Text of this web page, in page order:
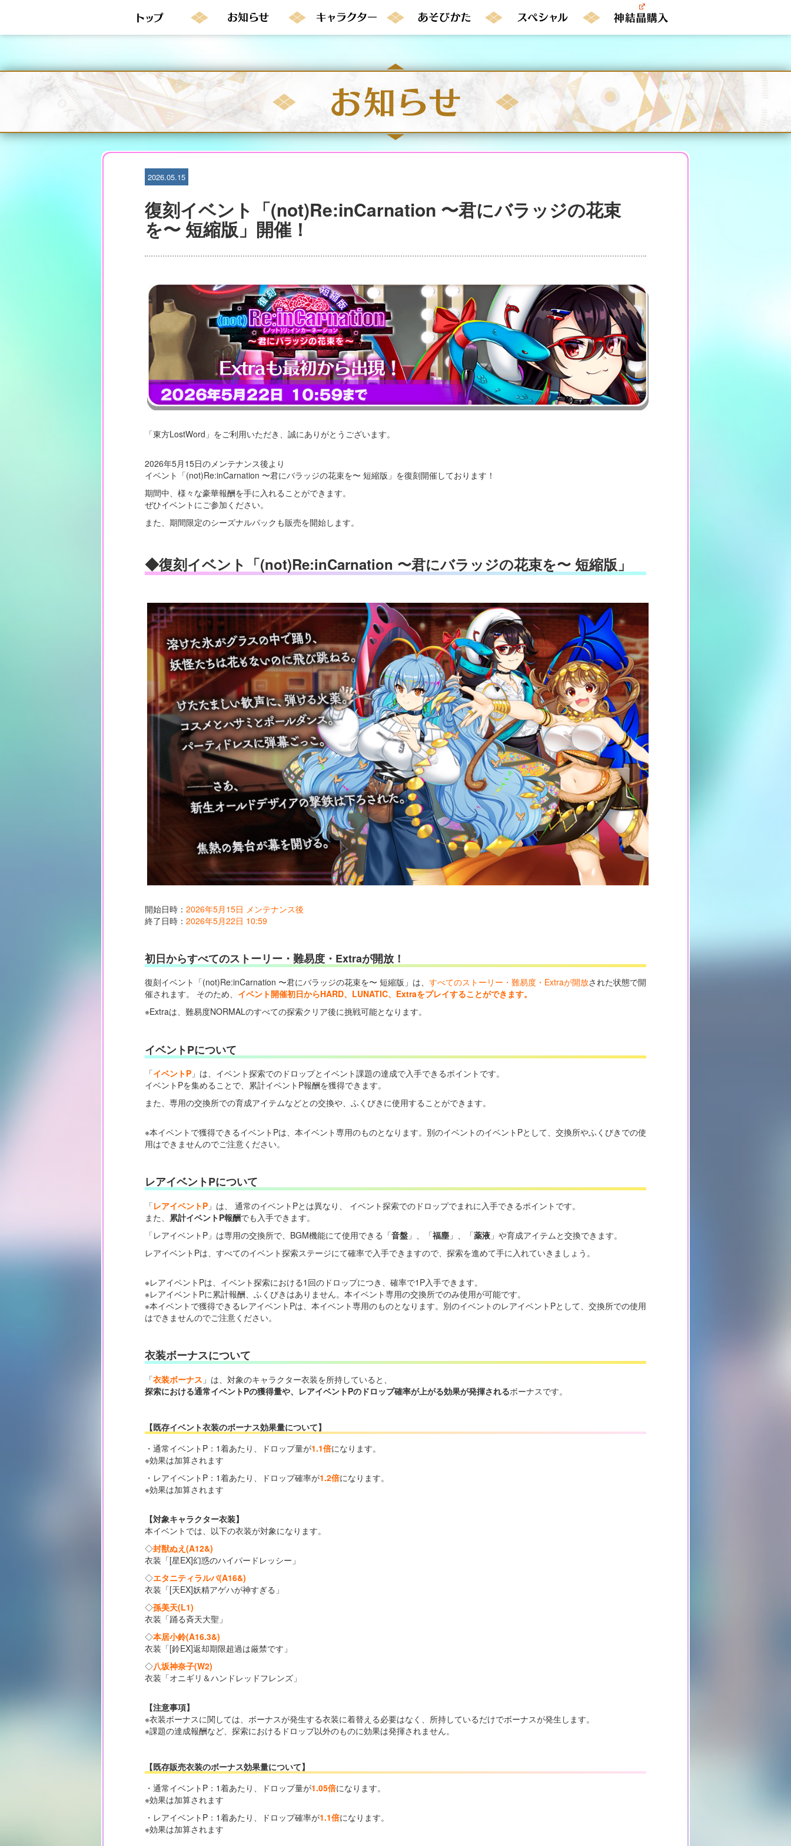
o
n
2026.05.15
復刻イベント「(not)Re:inCarnation 〜君にバラッジの花束
を〜 短縮版」開催！
「東方LostWord」をご利用いただき、誠にありがとうございます。
2026年5月15日のメンテナンス後より
イベント「(not)Re:inCarnation 〜君にバラッジの花束を〜 短縮版」を復刻開催しております！
期間中、様々な豪華報酬を手に入れることができます。
ぜひイベントにご参加ください。
また、期間限定のシーズナルパックも販売を開始します。
◆復刻イベント「(not)Re:inCarnation 〜君にバラッジの花束を〜 短縮版」
開始日時： 2026年5月15日 メンテナンス後
終了日時： 2026年5月22日 10:59
初日からすべてのストーリー・難易度・Extraが開放！
復刻イベント「(not)Re:inCarnation 〜君にバラッジの花束を〜 短縮版」は、 すべてのストーリー・難易度・Extraが開放された状態で開
催されます。 そのため、 イベント開催初日からHARD、LUNATIC、Extraをプレイすることができます。
※Extraは、難易度NORMALのすべての探索クリア後に挑戦可能となります。
イベントPについて
「イベントP 」は、イベント探索でのドロップとイベント課題の達成で入手できるポイントです。
イベントPを集めることで、累計イベントP報酬を獲得できます。
また、専用の交換所での育成アイテムなどとの交換や、ふくびきに使用することができます。
※本イベントで獲得できるイベントPは、本イベント専用のものとなります。別のイベントのイベントPとして、交換所やふくびきでの使
用はできませんのでご注意ください。
レアイベントPについて
「レアイベントP 」は、 通常のイベントPとは異なり、 イベント探索でのドロップでまれに入手できるポイントです。
また、 累計イベントP報酬でも入手できます。
「レアイベントP」は専用の交換所で、BGM機能にて使用できる「音盤 」、「福塵 」、「薬液 」や育成アイテムと交換できます。
レアイベントPは、すべてのイベント探索ステージにて確率で入手できますので、探索を進めて手に入れていきましょう。
※レアイベントPは、イベント探索における1回のドロップにつき、確率で1P入手できます。
※レアイベントPに累計報酬、ふくびきはありません。本イベント専用の交換所でのみ使用が可能です。
※本イベントで獲得できるレアイベントPは、本イベント専用のものとなります。別のイベントのレアイベントPとして、交換所での使用
はできませんのでご注意ください。
衣装ボーナスについて
「衣装ボーナス 」は、対象のキャラクター衣装を所持していると、
探索における通常イベントPの獲得量や、レアイベントPのドロップ確率が上がる効果が発揮されるボーナスです。
【既存イベント衣装のボーナス効果量について】
・通常イベントP：1着あたり、ドロップ量が1.1倍になります。
※効果は加算されます
・レアイベントP：1着あたり、ドロップ確率が1.2倍になります。
※効果は加算されます
【対象キャラクター衣装】
本イベントでは、以下の衣装が対象になります。
◇封獣ぬえ(A12&)
衣装「[星EX]幻惑のハイパードレッシー」
◇エタニティラルバ(A16&)
衣装「[天EX]妖精アゲハが神すぎる」
◇孫美天(L1)
衣装「踊る斉天大聖」
◇本居小鈴(A16.3&)
衣装「[鈴EX]返却期限超過は厳禁です」
◇八坂神奈子(W2)
衣装「オニギリ＆ハンドレッドフレンズ」
【注意事項】
※衣装ボーナスに関しては、ボーナスが発生する衣装に着替える必要はなく、所持しているだけでボーナスが発生します。
※課題の達成報酬など、探索におけるドロップ以外のものに効果は発揮されません。
【既存販売衣装のボーナス効果量について】
・通常イベントP：1着あたり、ドロップ量が1.05倍になります。
※効果は加算されます
・レアイベントP：1着あたり、ドロップ確率が1.1倍になります。
※効果は加算されます